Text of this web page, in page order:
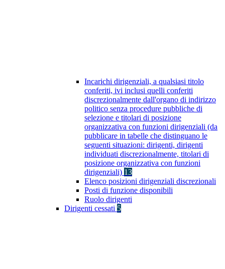
Incarichi dirigenziali, a qualsiasi titolo
conferiti, ivi inclusi quelli conferiti
discrezionalmente dall'organo di indirizzo
politico senza procedure pubbliche di
selezione e titolari di posizione
organizzativa con funzioni dirigenziali (da
pubblicare in tabelle che distinguano le
seguenti situazioni: dirigenti, dirigenti
individuati discrezionalmente, titolari di
posizione organizzativa con funzioni
dirigenziali) 13
Elenco posizioni dirigenziali discrezionali
Posti di funzione disponibili
Ruolo dirigenti
Dirigenti cessati 5